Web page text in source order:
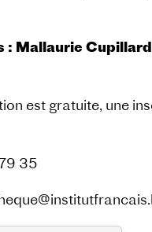
: Mallaurie
est gratuite, une
35